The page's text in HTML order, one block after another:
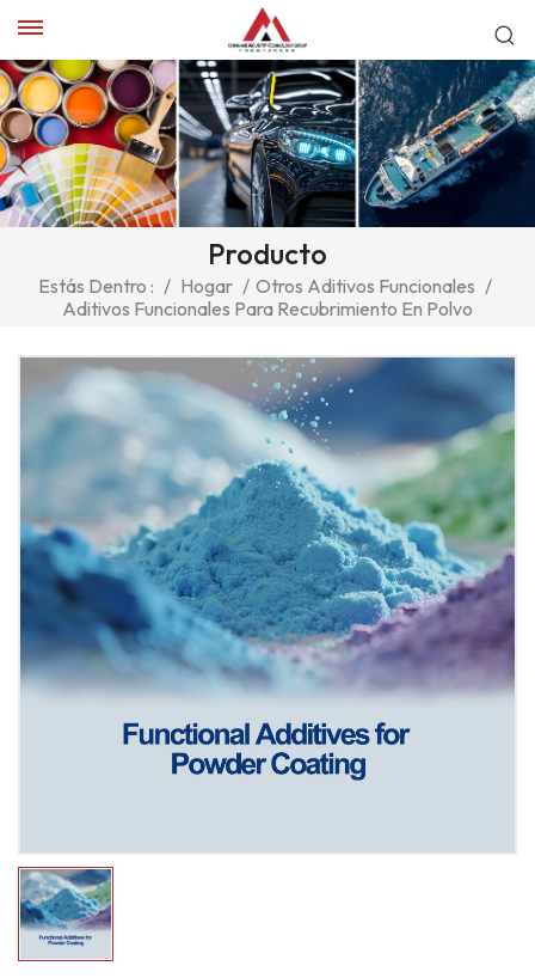
Producto
Estás Dentro : / Hogar / Otros Aditivos Funcionales /
Aditivos Funcionales Para Recubrimiento En Polvo